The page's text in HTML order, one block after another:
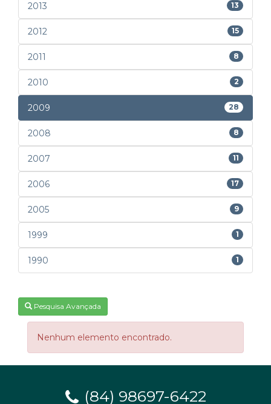
2013 13
2012 15
2011 8
2010 2
2009 28
2008 8
2007 11
2006 17
2005 9
1999 1
1990 1
Pesquisa Avançada
Nenhum elemento encontrado.
(84) 98697-6422